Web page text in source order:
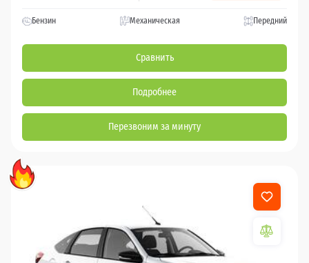
Бензин Механическая Передний
Сравнить
Подробнее
Перезвоним за минуту